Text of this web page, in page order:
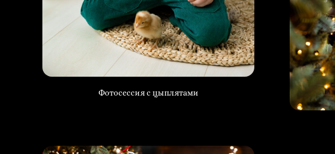
Фотосессия с цыплятами